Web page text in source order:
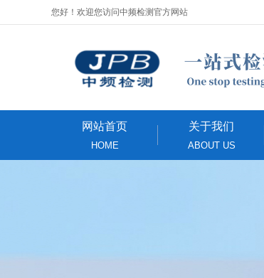
您好！欢迎您访问中频检测官方网站
网站首页
HOME
关于我们
ABOUT US